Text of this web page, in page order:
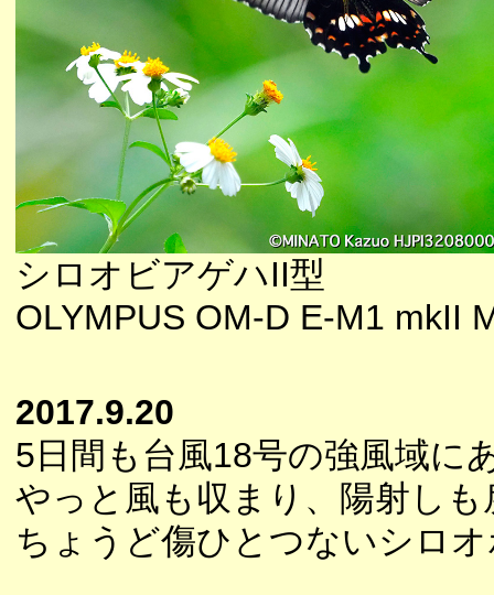
シロオビアゲハII型
OLYMPUS OM-D E-M1 mkII
2017.9.20
5日間も台風18号の強風域に
やっと風も収まり、陽射し
ちょうど傷ひとつないシロ